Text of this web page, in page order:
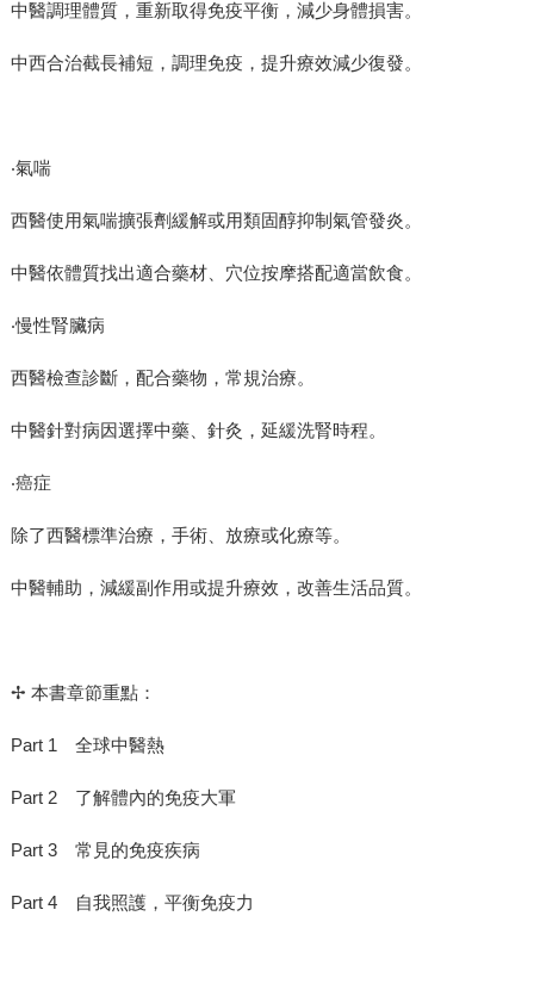
中醫調理體質，重新取得免疫平衡，減少身體損害。
中西合治截長補短，調理免疫，提升療效減少復發。
‧氣喘
西醫使用氣喘擴張劑緩解或用類固醇抑制氣管發炎。
中醫依體質找出適合藥材、穴位按摩搭配適當飲食。
‧慢性腎臟病
西醫檢查診斷，配合藥物，常規治療。
中醫針對病因選擇中藥、針灸，延緩洗腎時程。
‧癌症
除了西醫標準治療，手術、放療或化療等。
中醫輔助，減緩副作用或提升療效，改善生活品質。
✢ 本書章節重點：
Part 1 全球中醫熱
Part 2 了解體內的免疫大軍
Part 3 常見的免疫疾病
Part 4 自我照護，平衡免疫力